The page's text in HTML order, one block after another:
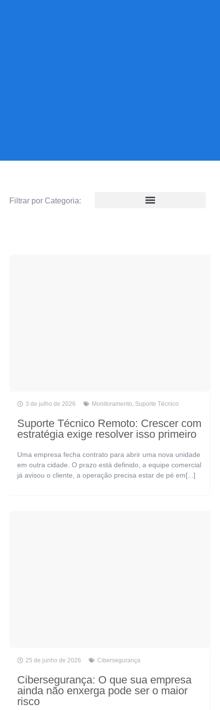
Filtrar por Categoria:
3 de julho de 2026 Monitoramento Suporte Técnico
Suporte Técnico Remoto: Crescer com
estratégia exige resolver isso primeiro
Uma empresa fecha contrato para abrir uma nova unidade
em outra cidade. O prazo está definido, a equipe comercial
já avisou o cliente, a operação precisa estar de pé em[...]
25 de junho de 2026 Cibersegurança
Cibersegurança: O que sua empresa
ainda não enxerga pode ser o maior
risco